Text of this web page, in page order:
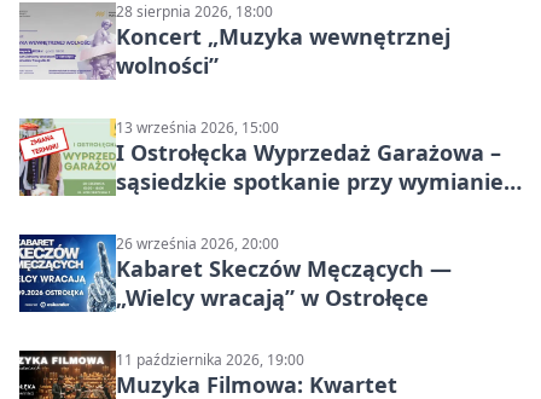
28 sierpnia 2026, 18:00
Koncert „Muzyka wewnętrznej
wolności”
13 września 2026, 15:00
I Ostrołęcka Wyprzedaż Garażowa –
sąsiedzkie spotkanie przy wymianie
26 września 2026, 20:00
Kabaret Skeczów Męczących —
„Wielcy wracają” w Ostrołęce
11 października 2026, 19:00
Muzyka Filmowa: Kwartet